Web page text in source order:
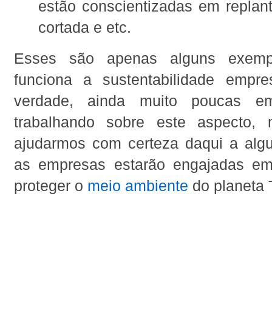
estão conscientizadas em
cortada e etc.
Esses são apenas alguns
funciona a sustentabilidade
verdade, ainda muito poucas
trabalhando sobre este aspecto,
ajudarmos com certeza daqui a
as empresas estarão engajadas
proteger o meio ambiente do planeta